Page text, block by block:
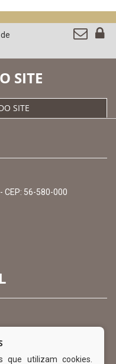
SITE
SITE
CEP: 56-580-000
que utilizam cookies.